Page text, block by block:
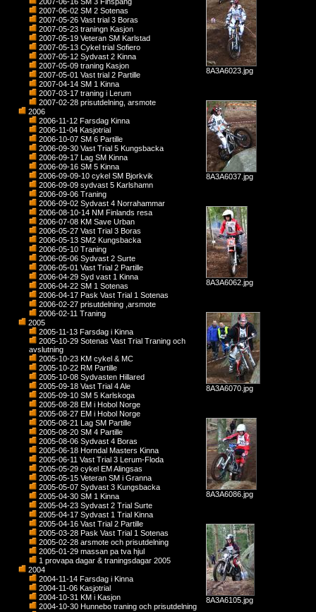
2007-06-02 SM 2 Sotenas
2007-05-26 Vast trial 3 Boras
2007-05-23 traningn Kasjon
2007-05-19 Veteran SM Karlstad
2007-05-13 Cykel trial Sofiero
2007-05-12 Sydvast 2 Kinna
2007-05-09 traning Kasjon
2007-05-01 Vast trial 2 Partille
2007-04-14 SM 1 Kinna
2007-03-17 traning i Lerum
2007-02-28 prisutdelning, arsmote
2006
2006-11-12 Farsdag Kinna
2006-11-04 Kasjotrial
2006-10-07 SM 6 Partille
2006-09-30 Vast Trial 5 Kungsbacka
2006-09-17 Lag SM Kinna
2006-09-16 SM 5 Kinna
2006-09-09-10 cykel SM Bjorkvik
2006-09-09 sydvast 5 Karlshamn
2006-09-06 Traning
2006-09-02 Sydvast 4 Norrahammar
2006-08-10-14 NM Finlands resa
2006-07-08 KM Save Urban
2006-05-27 Vast Trial 3 Boras
2006-05-13 SM2 Kungsbacka
2006-05-10 Traning
2006-05-06 Sydvast 2 Surte
2006-05-01 Vast Trial 2 Partille
2006-04-29 Syd vast 1 Kinna
2006-04-22 SM 1 Sotenas
2006-04-17 Pask Vast Trial 1 Sotenas
2006-02-27 prisutdelning ,arsmote
2006-02-11 Traning
2005
2005-11-13 Farsdag i Kinna
2005-10-29 Sotenas Vast Trial Traning och
avslutning
2005-10-23 KM cykel & MC
2005-10-22 RM Partille
2005-10-08 Sydvasten Hillared
2005-09-18 Vast Trial 4 Ale
2005-09-10 SM 5 Karlskoga
2005-08-28 EM i Hobol Norge
2005-08-27 EM i Hobol Norge
2005-08-21 Lag SM Partille
2005-08-20 SM 4 Partille
2005-08-06 Sydvast 4 Boras
2005-06-18 Horndal Masters Kinna
2005-06-11 Vast Trial 3 Lerum-Floda
2005-05-29 cykel EM Alingsas
2005-05-15 Veteran SM i Granna
2005-05-07 Sydvast 3 Kungsbacka
2005-04-30 SM 1 Kinna
2005-04-23 Sydvast 2 Trial Surte
2005-04-17 Sydvast 1 Trial Kinna
2005-04-16 Vast Trial 2 Partille
2005-03-28 Pask Vast Trial 1 Sotenas
2005-02-28 arsmote och prisutdelning
2005-01-29 massan pa tva hjul
1 provapa dagar & traningsdagar 2005
2004
2004-11-14 Farsdag i Kinna
2004-11-06 Kasjotrial
2004-10-31 KM i Kasjon
2004-10-30 Hunnebo traning och prisutdelning
8A3A6023.jpg
8A3A6037.jpg
8A3A6062.jpg
8A3A6070.jpg
8A3A6086.jpg
8A3A6105.jpg